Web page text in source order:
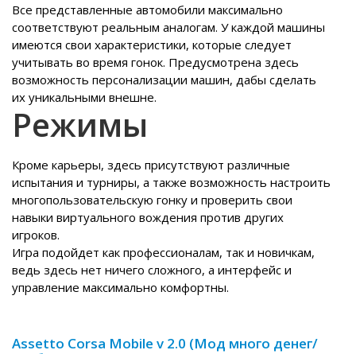
Все представленные автомобили максимально
соответствуют реальным аналогам. У каждой машины
имеются свои характеристики, которые следует
учитывать во время гонок. Предусмотрена здесь
возможность персонализации машин, дабы сделать
их уникальными внешне.
Режимы
Кроме карьеры, здесь присутствуют различные
испытания и турниры, а также возможность настроить
многопользовательскую гонку и проверить свои
навыки виртуального вождения против других
игроков.
Игра подойдет как профессионалам, так и новичкам,
ведь здесь нет ничего сложного, а интерфейс и
управление максимально комфортны.
Assetto Corsa Mobile v 2.0 (Мод много денег/